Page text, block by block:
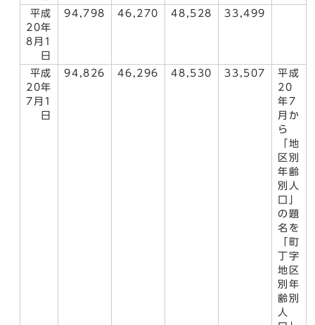
平成
20年
8月1
日
94,798 46,270 48,528 33,499
平成
20年
7月1
日
94,826 46,296 48,530 33,507
平成
20
年7
月か
ら
「地
区別
年齢
別人
口」
の題
名を
「町
丁字
地区
別年
齢別
人